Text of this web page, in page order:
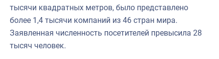
тысячи квадратных метров, было представлено
более 1,4 тысячи компаний из 46 стран мира.
Заявленная численность посетителей превысила 28
тысяч человек.